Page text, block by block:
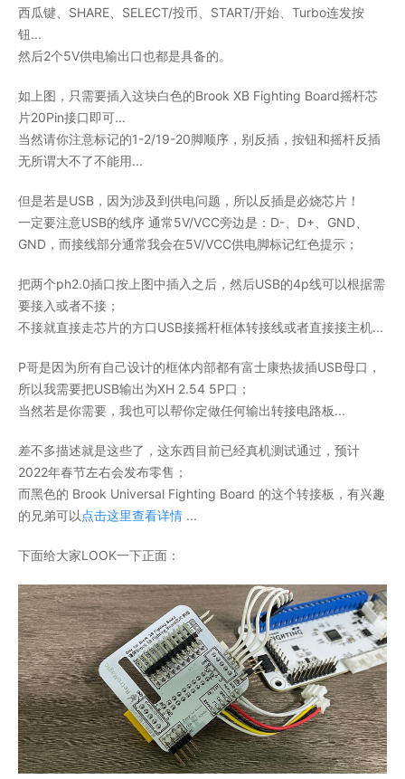
西瓜键、SHARE、SELECT/投币、START/开始、Turbo连发按
钮...
然后2个5V供电输出口也都是具备的。
如上图，只需要插入这块白色的Brook XB Fighting Board摇杆芯
片20Pin接口即可...
当然请你注意标记的1-2/19-20脚顺序，别反插，按钮和摇杆反插
无所谓大不了不能用...
但是若是USB，因为涉及到供电问题，所以反插是必烧芯片！
一定要注意USB的线序 通常5V/VCC旁边是：D-、D+、GND、
GND，而接线部分通常我会在5V/VCC供电脚标记红色提示；
把两个ph2.0插口按上图中插入之后，然后USB的4p线可以根据需
要接入或者不接；
不接就直接走芯片的方口USB接摇杆框体转接线或者直接接主机...
P哥是因为所有自己设计的框体内部都有富士康热拔插USB母口，
所以我需要把USB输出为XH 2.54 5P口；
当然若是你需要，我也可以帮你定做任何输出转接电路板...
差不多描述就是这些了，这东西目前已经真机测试通过，预计
2022年春节左右会发布零售；
而黑色的 Brook Universal Fighting Board 的这个转接板，有兴趣
的兄弟可以点击这里查看详情 ...
下面给大家LOOK一下正面：